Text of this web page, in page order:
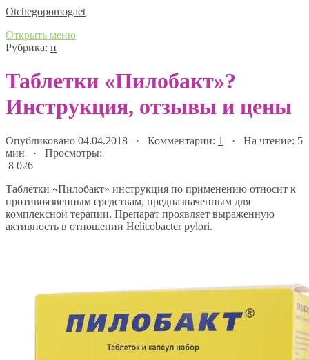
Оtchegopomogaet
Открыть меню
Рубрика: п
Таблетки «Пилобакт»?
Инструкция, отзывы и цены
Опубликовано 04.04.2018 · Комментарии: 1
· На чтение: 5
мин · Просмотры:
8 026
Таблетки «Пилобакт» инструкция по применению относит к
противоязвенным средствам, предназначенным для
комплексной терапии. Препарат проявляет выраженную
активность в отношении Helicobacter pylori.